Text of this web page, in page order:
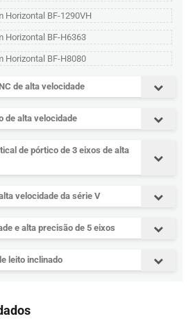
Horizontal BF-1290VH
Horizontal BF-H6363
Horizontal BF-H8080
de alta velocidade
de alta velocidade
de pórtico de 3 eixos de alta
velocidade da série V
e alta precisão de 5 eixos
leito inclinado